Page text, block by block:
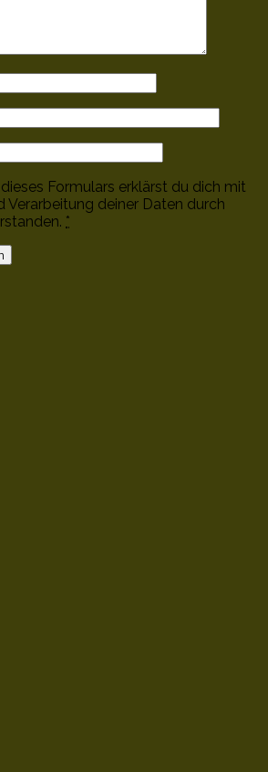
Formulars erklärst du dich mit
Verarbeitung deiner Daten durch
*